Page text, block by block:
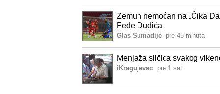
Zemun nemoćan na „Čika
Feđe Dudića
Glas Šumadije pre 45 minuta
Menjaža sličica svakog
iKragujevac pre 1 sat